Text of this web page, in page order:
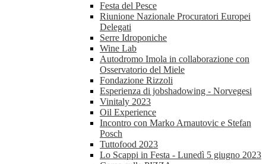
Festa del Pesce
Riunione Nazionale Procuratori Europei
Delegati
Serre Idroponiche
Wine Lab
Autodromo Imola in collaborazione con
Osservatorio del Miele
Fondazione Rizzoli
Esperienza di jobshadowing - Norvegesi
Vinitaly 2023
Oil Experience
Incontro con Marko Arnautovic e Stefan
Posch
Tuttofood 2023
Lo Scappi in Festa - Lunedì 5 giugno 2023